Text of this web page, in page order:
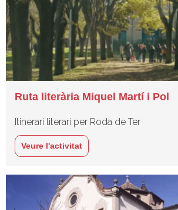
Ruta literària Miquel Martí i Pol
Itinerari literari per Roda de Ter
Veure l'activitat